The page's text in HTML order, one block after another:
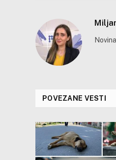
POVEZANE VESTI